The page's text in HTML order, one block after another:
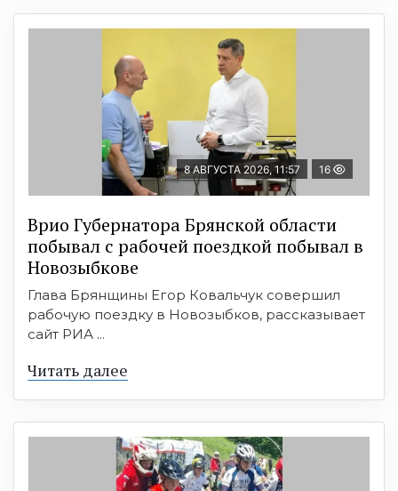
8 АВГУСТА 2026, 11:57 16
Врио Губернатора Брянской области
побывал с рабочей поездкой побывал в
Новозыбкове
Глава Брянщины Егор Ковальчук совершил
рабочую поездку в Новозыбков, рассказывает
сайт РИА ...
Читать далее